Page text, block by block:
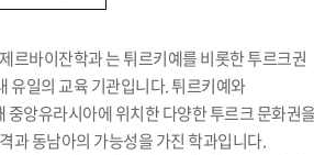
르바이잔학과 는 튀르키예를 비롯한 투르크권
유일의 교육 기관입니다. 튀르키예와
중앙유라시아에 위치한 다양한 투르크 문화권
과 동남아의 가능성을 가진 학과입니다.